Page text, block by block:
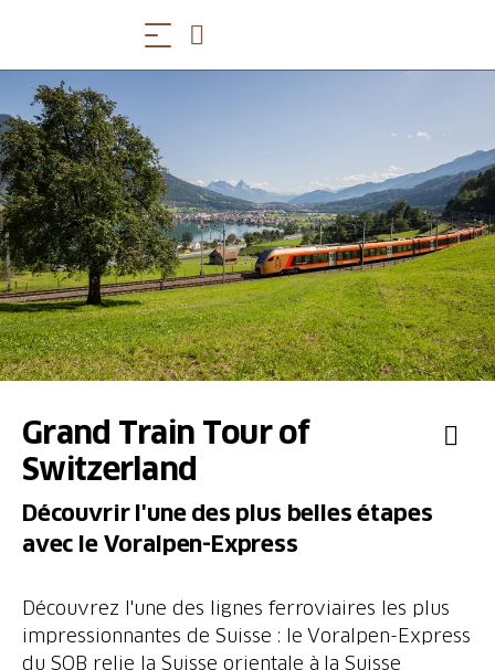
Grand Train Tour of
Switzerland
Découvrir l'une des plus belles étapes
avec le Voralpen-Express
Découvrez l'une des lignes ferroviaires les plus
impressionnantes de Suisse : le Voralpen-Express
du SOB relie la Suisse orientale à la Suisse